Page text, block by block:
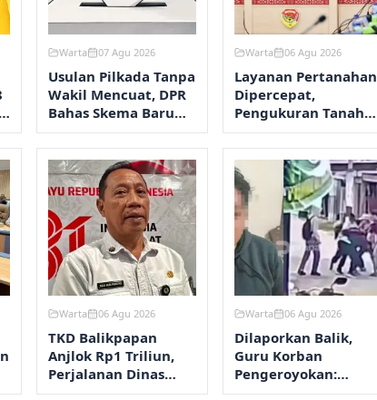
Warta 07 Agu 2026
Usulan Pilkada Tanpa
Wakil Mencuat, DPR
Bahas Skema Baru
Kepala Daerah
Warta 06 Agu 2026
Layanan Pertanahan
Dipercepat,
Pengukuran Tanah
Maksimal 12 Hari
Warta 06 Agu 2026
TKD Balikpapan
Anjlok Rp1 Triliun,
Perjalanan Dinas
Dipangkas
Warta 06 Agu 2026
Dilaporkan Balik,
Guru Korban
Pengeroyokan:
Fokusnya Aksi